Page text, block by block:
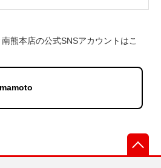
熊本店の公式SNSアカウントはこ